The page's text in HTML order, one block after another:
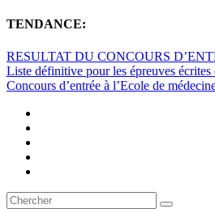
TENDANCE:
RESULTAT DU CONCOURS
Liste définitive pour les épreuves écrites
Concours d’entrée à l’Ecole de